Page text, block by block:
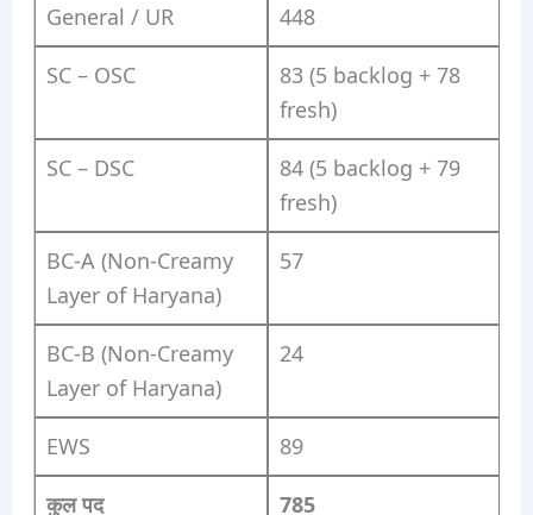
General / UR 448
SC – OSC
83 (5 backlog + 78
fresh)
SC – DSC
84 (5 backlog + 79
fresh)
BC-A (Non-Creamy
Layer of Haryana)
57
BC-B (Non-Creamy
Layer of Haryana)
24
EWS 89
कुल पद 785